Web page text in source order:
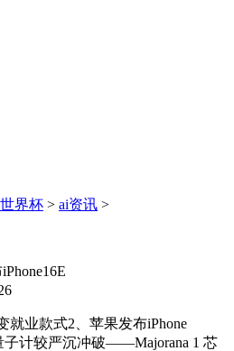
界杯 > ai资讯 >
业款式2、苹果发布iPhone
子计较严沉冲破——Majorana 1 芯